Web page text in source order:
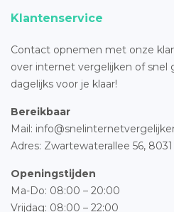
Klantenservice
Contact opnemen met onze
over internet vergelijken of snel
dagelijks voor je klaar!
Bereikbaar
Mail:
Adres: Zwartewaterallee 56,
Openingstijden
Ma-Do: 08:00 – 20:00
Vrijdag: 08:00 – 22:00